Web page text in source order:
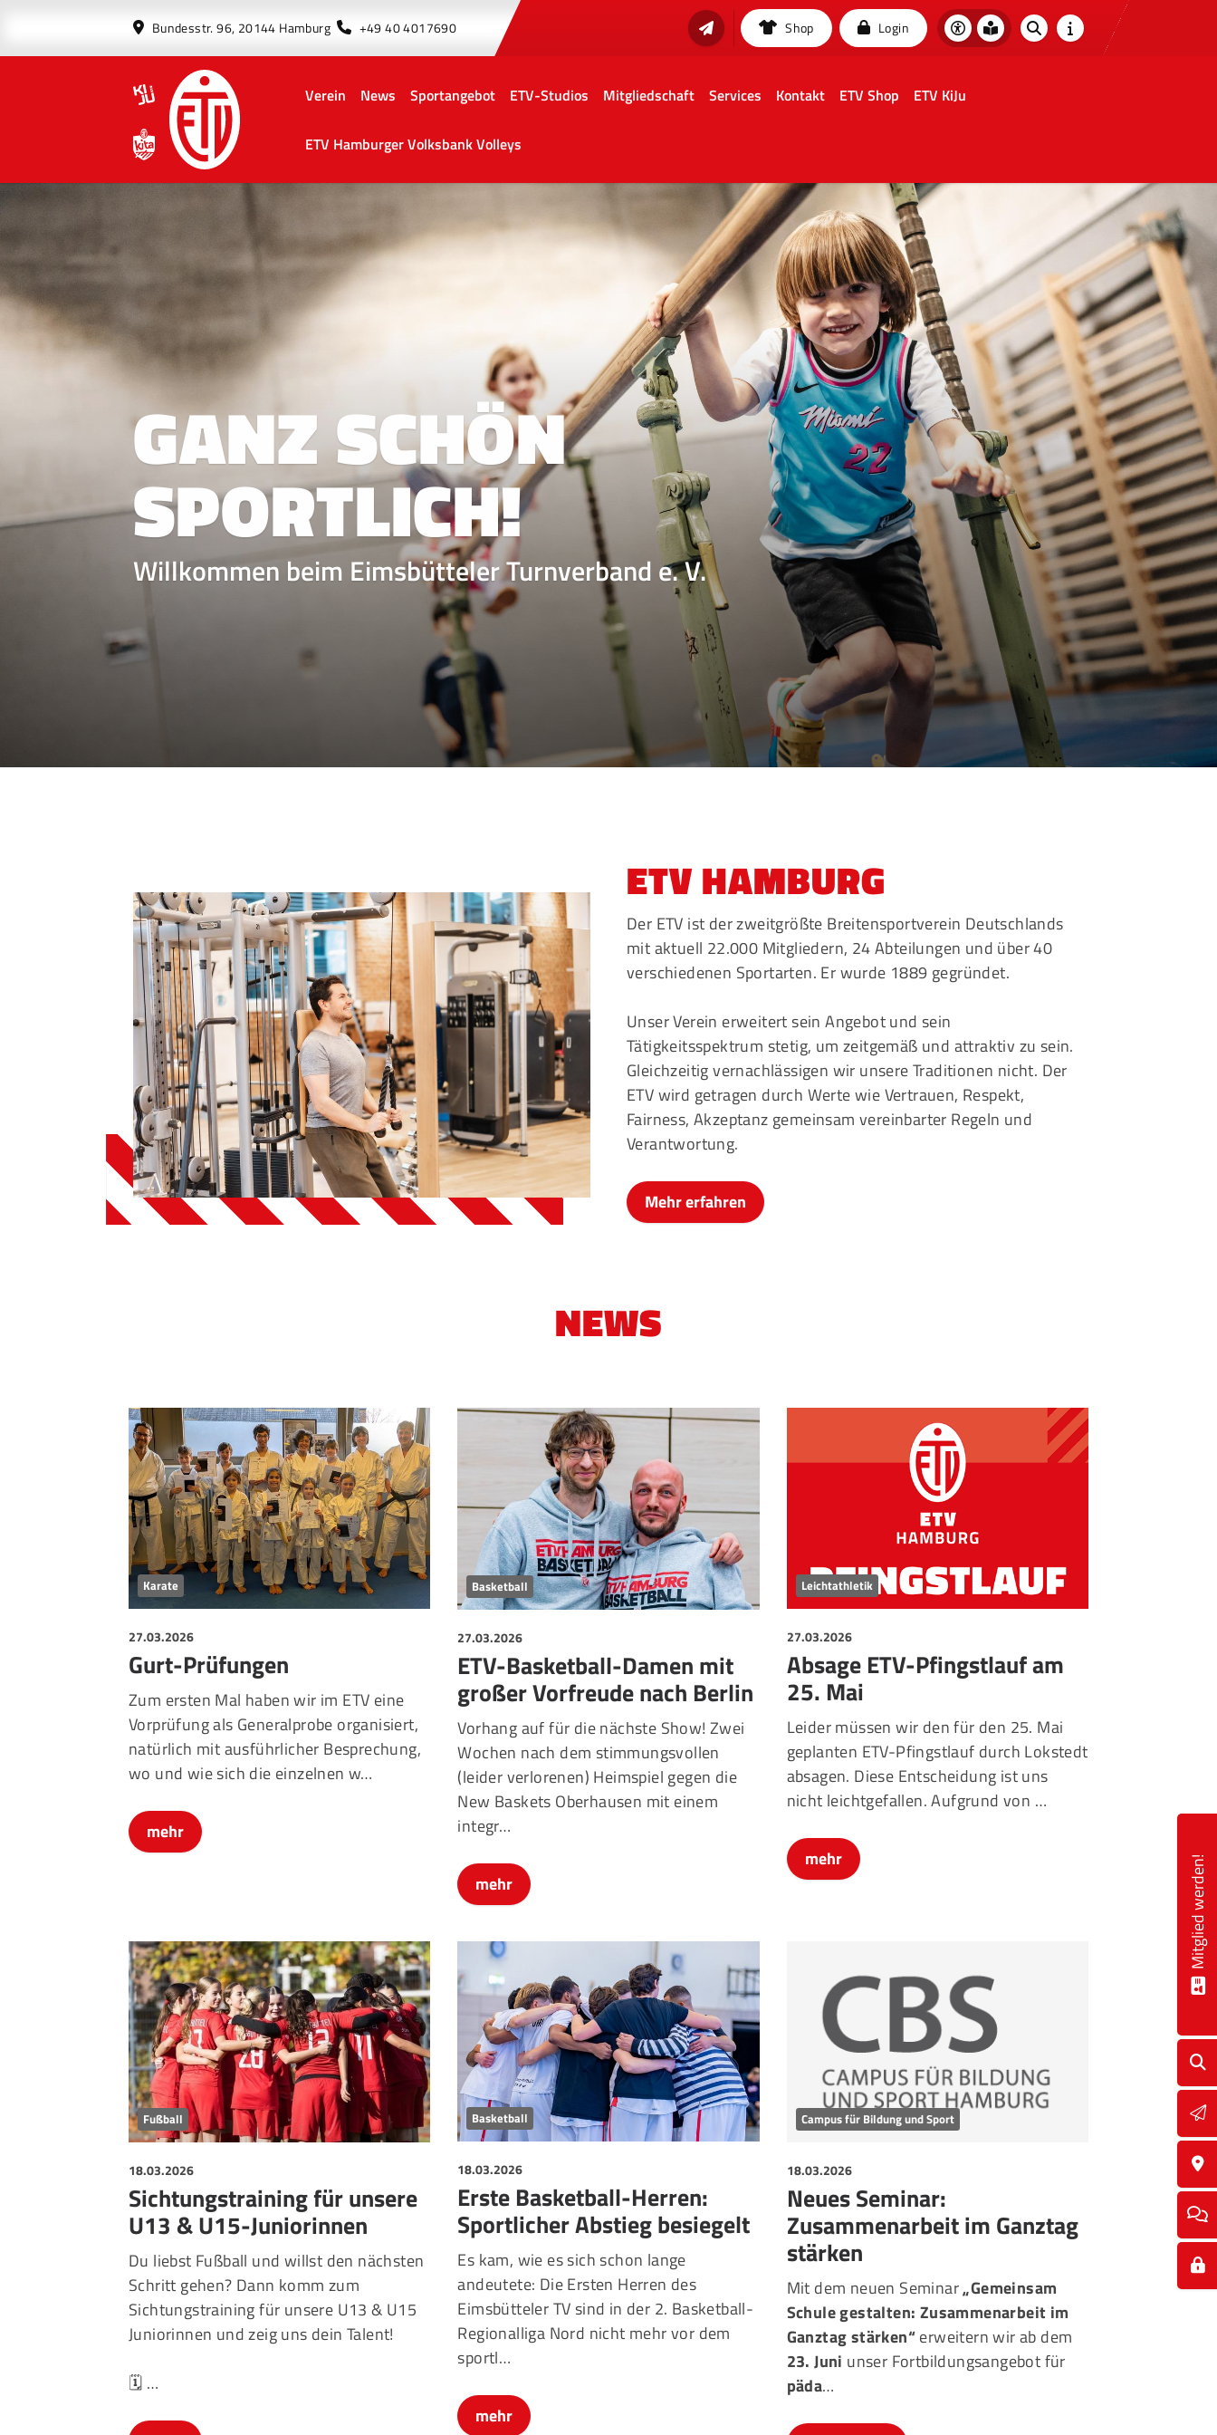
Bundesstr. 96, 20144 Hamburg +49 40 4017690 Shop Login
Verein News Sportangebot ETV-Studios Mitgliedschaft Services Kontakt ETV Shop ETV KiJu
ETV Hamburger Volksbank Volleys
GANZ SCHÖN
SPORTLICH!
Willkommen beim Eimsbütteler Turnverband e. V.
ETV HAMBURG
Der ETV ist der zweitgrößte Breitensportverein Deutschlands
mit aktuell 22.000 Mitgliedern, 24 Abteilungen und über 40
verschiedenen Sportarten. Er wurde 1889 gegründet.
Unser Verein erweitert sein Angebot und sein
Tätigkeitsspektrum stetig, um zeitgemäß und attraktiv zu sein.
Gleichzeitig vernachlässigen wir unsere Traditionen nicht. Der
ETV wird getragen durch Werte wie Vertrauen, Respekt,
Fairness, Akzeptanz gemeinsam vereinbarter Regeln und
Verantwortung.
Mehr erfahren
NEWS
Karate
27.03.2026
Gurt-Prüfungen
Zum ersten Mal haben wir im ETV eine
Vorprüfung als Generalprobe organisiert,
natürlich mit ausführlicher Besprechung,
wo und wie sich die einzelnen w…
mehr
Basketball
27.03.2026
ETV-Basketball-Damen mit
großer Vorfreude nach Berlin
Vorhang auf für die nächste Show! Zwei
Wochen nach dem stimmungsvollen
(leider verlorenen) Heimspiel gegen die
New Baskets Oberhausen mit einem
integr…
mehr
Leichtathletik
27.03.2026
Absage ETV-Pfingstlauf am
25. Mai
Leider müssen wir den für den 25. Mai
geplanten ETV-Pfingstlauf durch Lokstedt
absagen. Diese Entscheidung ist uns
nicht leichtgefallen. Aufgrund von …
mehr
Fußball
18.03.2026
Sichtungstraining für unsere
U13 & U15-Juniorinnen
Du liebst Fußball und willst den nächsten
Schritt gehen? Dann komm zum
Sichtungstraining für unsere U13 & U15
Juniorinnen und zeig uns dein Talent!
🗓️ …
Basketball
18.03.2026
Erste Basketball-Herren:
Sportlicher Abstieg besiegelt
Es kam, wie es sich schon lange
andeutete: Die Ersten Herren des
Eimsbütteler TV sind in der 2. Basketball-
Regionalliga Nord nicht mehr vor dem
sportl…
mehr
Campus für Bildung und Sport
18.03.2026
Neues Seminar:
Zusammenarbeit im Ganztag
stärken
Mit dem neuen Seminar„Gemeinsam
Schule gestalten: Zusammenarbeit im
Ganztag stärken“erweitern wir ab dem
23. Juni unser Fortbildungsangebot für
päda…
Mitglied werden!
Unser Sportangebot
Sportsuche
Ausfälle und Vertretungen
Deutsches Sportabzeichen
Alles zur Mitgliedschaft
Downloads
Termine
Fragen & Antworten
Eimsbütteler Turnverband e. V.
Bundesstr. 96
20144 Hamburg
+49 40 4017690